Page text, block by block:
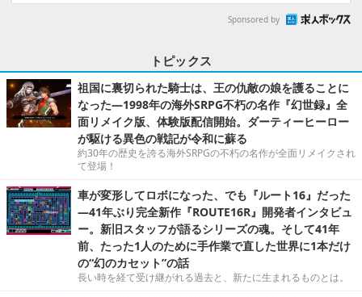
Sponsored by
トピックス
祖国に裏切られた騎士は、王の仇敵の娘を護ることに
なった―1998年の海外SRPG不朽の名作『幻世録』全
面リメイク版、体験版配信開始。ダーティーヒーロー
が駆ける異色の戦記が令和に蘇る
約30年の歴史を誇る海外SRPGの不朽の名作が全面リメイクされ
て登場！
車が変形してロボになった、でも『ルート16』だった
―41年ぶり完全新作『ROUTE16R』開発者インタビュ
ー。新旧スタッフが語るシリーズの魂。そして41年
前、たった1人のために手作業で直した世界に1本だけ
の“幻のカセット”の話
長い時を経て受け継がれる過去と、新たに生まれるものとは。